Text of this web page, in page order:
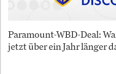
Paramount-WBD-Deal:
jetzt über ein Jahr länger